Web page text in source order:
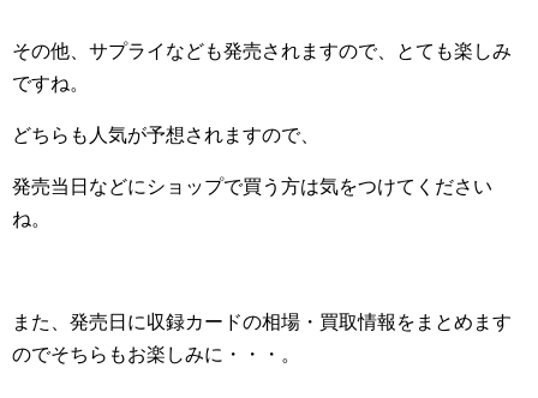
その他、サプライなども発売されますので、とても楽しみ
ですね。
どちらも人気が予想されますので、
発売当日などにショップで買う方は気をつけてください
ね。
また、発売日に収録カードの相場・買取情報をまとめます
のでそちらもお楽しみに・・・。